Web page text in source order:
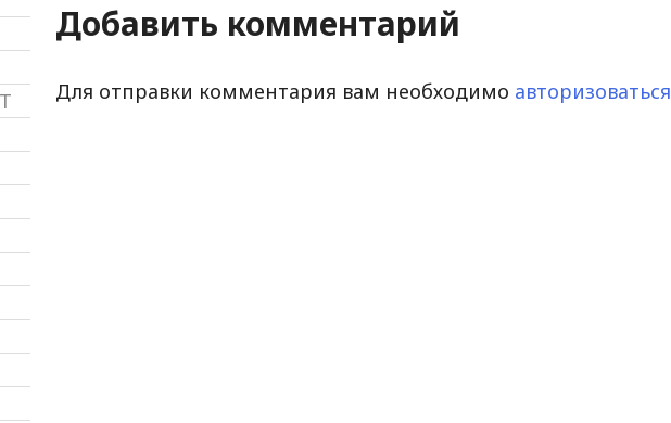
Добавить комментарий
Для отправки комментария вам необходимо авторизоваться